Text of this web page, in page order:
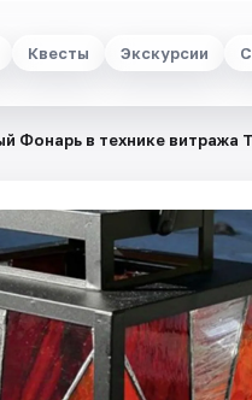
Квесты Экскурсии
Фонарь в технике витража